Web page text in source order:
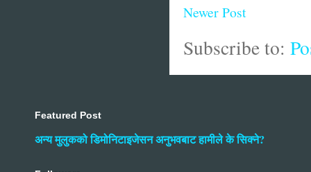
Newer Post
Subscribe to:
Featured Post
अन्य मुलुकको डिमोनिटाइजेसन अनुभवबाट हामीले के सिक्ने?